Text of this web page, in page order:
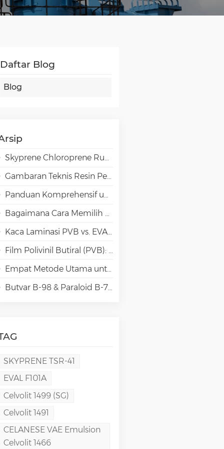
Daftar Blog
Blog
Skyprene Chloroprene Rubber Grades for Industrial Applications
Gambaran Teknis Resin Penghalang Tinggi EVAL EVOH dalam Aplikasi Pengemasan
Panduan Komprehensif untuk Pemilihan Emulsi VAE
Bagaimana Cara Memilih Jenis Polivinil Alkohol (PVA) yang Tepat untuk Aplikasi Kertas Khusus?
Kaca Laminasi PVB vs. EVA vs. SGP vs. TPU: Perbandingan & Panduan untuk Arsitektur Modern
Film Polivinil Butiral (PVB): Kimia, Pemrosesan, dan Aplikasi Berkinerja Tinggi
Empat Metode Utama untuk Pembuatan Film PVA
Butvar B-98 & Paraloid B-72: Solusi Baru untuk Konservasi Iklim Panas?
SKYPRENE TSR-41
EVAL F101A
Celvolit 1499 (SG)
Celvolit 1491
CELANESE VAE Emulsion
Celvolit 1466